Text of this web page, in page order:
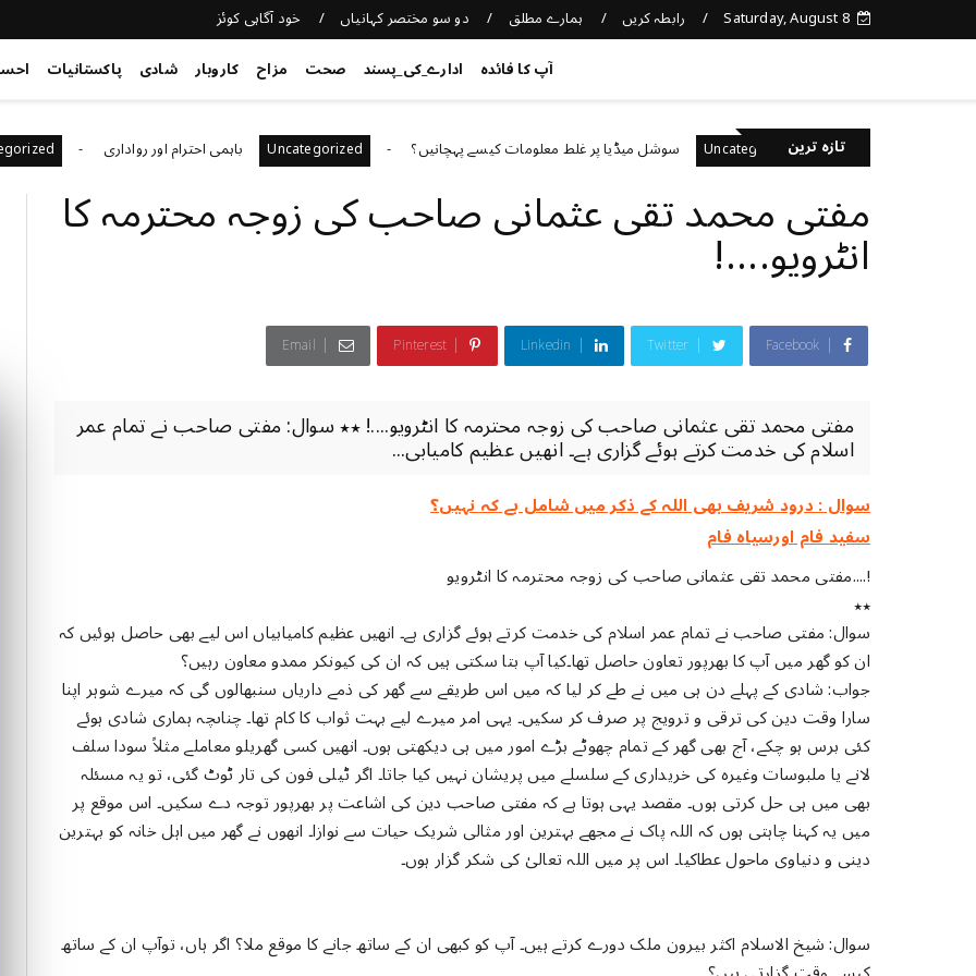
Saturday, August 8 رابطہ کریں ہمارے مطلق دو سو مختصر کہانیاں خود آگاہی کوئز
آپ کا فائدہ ادارے_کی_پسند صحت مزاح کاروبار شادی پاکستانیات
تازہ ترین
Uncategorized سوشل میڈیا پر غلط معلومات کیسے پہچانیں؟ Uncategorized باہمی احترام اور رواداری Uncategorized
مفتی محمد تقی عثمانی صاحب کی زوجہ محترمہ کا
انٹرویو....!
Facebook
Twitter
Linkedin
Pinterest
Email
مفتی محمد تقی عثمانی صاحب کی زوجہ محترمہ کا انٹرویو....! ٭٭ سوال: مفتی صاحب نے تمام عمر
اسلام کی خدمت کرتے ہوئے گزاری ہے۔ انھیں عظیم کامیابی...
سوال : درود شریف بھی اللہ کے ذکر میں شامل ہے کہ نہیں؟
سفید فام اورسیاہ فام
مفتی محمد تقی عثمانی صاحب کی زوجہ محترمہ کا انٹرویو....!
٭٭
سوال: مفتی صاحب نے تمام عمر اسلام کی خدمت کرتے ہوئے گزاری ہے۔ انھیں عظیم کامیابیاں اس لیے بھی حاصل ہوئیں کہ
ان کو گھر میں آپ کا بھرپور تعاون حاصل تھا۔کیا آپ بتا سکتی ہیں کہ ان کی کیونکر ممدو معاون رہیں؟
جواب: شادی کے پہلے دن ہی میں نے طے کر لیا کہ میں اس طریقے سے گھر کی ذمے داریاں سنبھالوں گی کہ میرے شوہر اپنا
سارا وقت دین کی ترقی و ترویج پر صرف کر سکیں۔ یہی امر میرے لیے بہت ثواب کا کام تھا۔ چناںچہ ہماری شادی ہوئے
کئی برس ہو چکے، آج بھی گھر کے تمام چھوٹے بڑے امور میں ہی دیکھتی ہوں۔ انھیں کسی گھریلو معاملے مثلاً سودا سلف
لانے یا ملبوسات وغیرہ کی خریداری کے سلسلے میں پریشان نہیں کیا جاتا۔ اگر ٹیلی فون کی تار ٹوٹ گئی، تو یہ مسئلہ
بھی میں ہی حل کرتی ہوں۔ مقصد یہی ہوتا ہے کہ مفتی صاحب دین کی اشاعت پر بھرپور توجہ دے سکیں۔ اس موقع پر
میں یہ کہنا چاہتی ہوں کہ اللہ پاک نے مجھے بہترین اور مثالی شریک حیات سے نوازا۔ انھوں نے گھر میں اہل خانہ کو بہترین
دینی و دنیاوی ماحول عطاکیا۔ اس پر میں اللہ تعالیٰ کی شکر گزار ہوں۔
سوال: شیخ الاسلام اکثر بیرون ملک دورے کرتے ہیں۔ آپ کو کبھی ان کے ساتھ جانے کا موقع ملا؟ اگر ہاں، توآپ ان کے ساتھ